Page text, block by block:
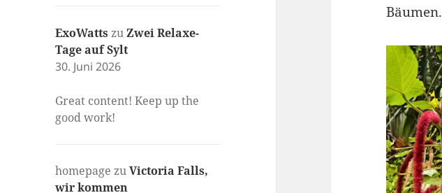
ExoWatts zuZwei Relaxe-
Tage auf Sylt
30. Juni 2026
Great content! Keep up the
good work!
homepage zuVictoria Falls,
wir kommen
Bäumen.